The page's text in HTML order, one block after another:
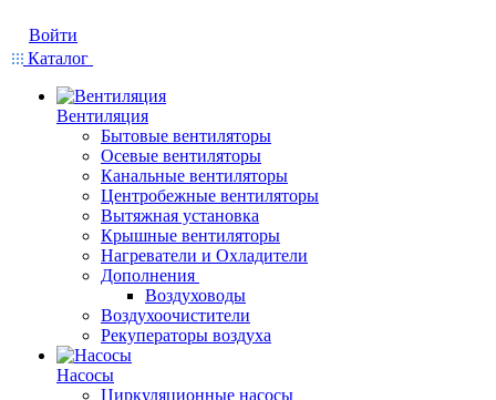
Войти
Каталог
Вентиляция
Бытовые вентиляторы
Осевые вентиляторы
Канальные вентиляторы
Центробежные вентиляторы
Вытяжная установка
Крышные вентиляторы
Нагреватели и Охладители
Дополнения
Воздуховоды
Воздухоочистители
Рекуператоры воздуха
Насосы
Циркуляционные насосы